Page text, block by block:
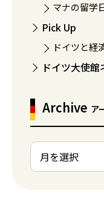
マナの留学
Pick Up
ドイツと経
ドイツ大使
Archive ア